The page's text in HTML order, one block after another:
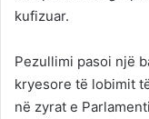
kufizuar.
Pezullimi pasoi një
kryesore të lobimit
në zyrat e